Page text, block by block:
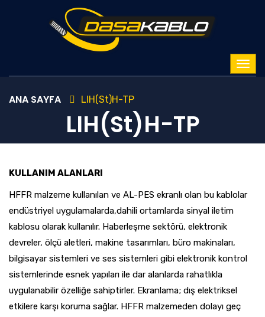
ANA SAYFA LIH(St)H-TP
LIH(St)H-TP
KULLANIM ALANLARI
HFFR malzeme kullanılan ve AL-PES ekranlı olan bu kablolar
endüstriyel uygulamalarda,dahili ortamlarda sinyal iletim
kablosu olarak kullanılır. Haberleşme sektörü, elektronik
devreler, ölçü aletleri, makine tasarımları, büro makinaları,
bilgisayar sistemleri ve ses sistemleri gibi elektronik kontrol
sistemlerinde esnek yapıları ile dar alanlarda rahatlıkla
uygulanabilir özelliğe sahiptirler. Ekranlama; dış elektriksel
etkilere karşı koruma sağlar. HFFR malzemeden dolayı geç